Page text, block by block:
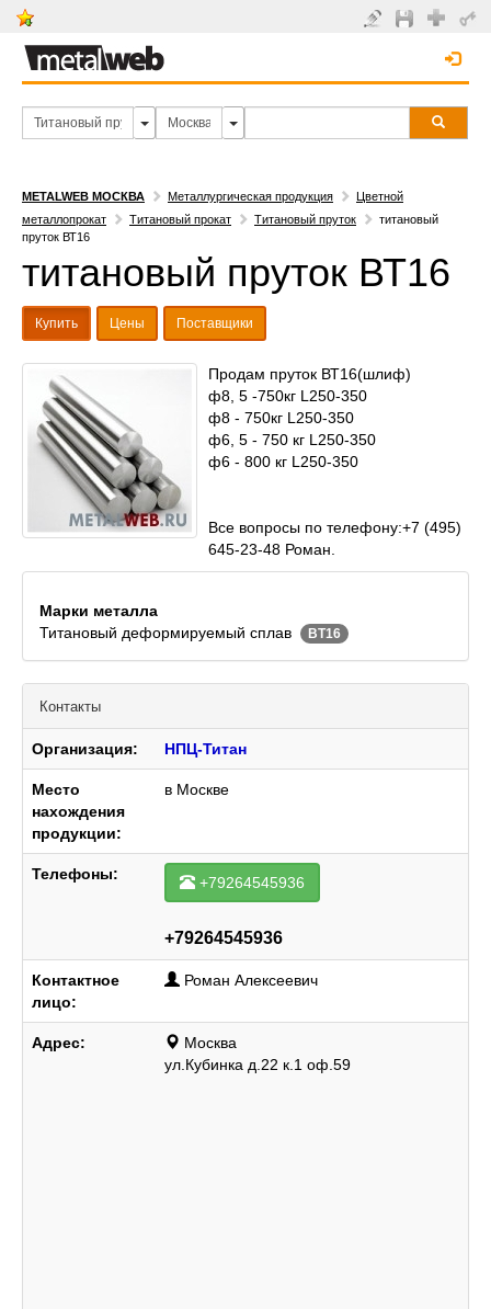
METALWEB МОСКВА Металлургическая продукция
Цветной
металлопрокат
Титановый прокат Титановый пруток
титановый
пруток ВТ16
титановый пруток ВТ16
Купить Цены Поставщики
Продам пруток ВТ16(шлиф)
ф8, 5 -750кг L250-350
ф8 - 750кг L250-350
ф6, 5 - 750 кг L250-350
ф6 - 800 кг L250-350
Все вопросы по телефону:+7 (495)
645-23-48 Роман.
Марки металла
Титановый деформируемый сплав
ВТ16
Контакты
Организация: НПЦ-Титан
Место
нахождения
продукции:
в Москве
Телефоны: +79264545936
+79264545936
Контактное
лицо:
Роман Алексеевич
Адрес:
Москва
ул.Кубинка д.22 к.1 оф.59